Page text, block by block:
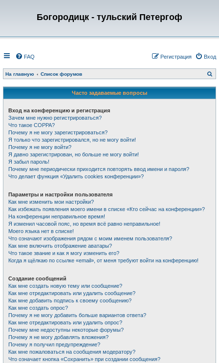
Богородицк - тульский Петергоф
FAQ Вход
Регистрация
На главную Список форумов
о
с
Часто задаваемые вопросы
Вход на конференцию и регистрация
Зачем мне нужно регистрироваться?
Что такое COPPA?
Почему я не могу зарегистрироваться?
Я только что зарегистрировался, но не могу войти!
Почему я не могу войти?
Я давно зарегистрирован, но больше не могу войти!
Я забыл пароль!
Почему мне периодически приходится повторять ввод имени и пароля?
Что делает функция «Удалить cookies конференции»?
Параметры и настройки пользователя
Как мне изменить мои настройки?
Как избежать появления моего имени в списке «Кто сейчас на конференции»?
На конференции неправильное время!
Я изменил часовой пояс, но время всё равно неправильное!
Моего языка нет в списке!
Что означают изображения рядом с моим именем пользователя?
Как мне включить отображение аватары?
Что такое звание и как я могу изменить его?
Когда я щёлкаю по ссылке «email», от меня требуют войти на конференцию!
Создание сообщений
Как мне создать новую тему или сообщение?
Как мне отредактировать или удалить сообщение?
Как мне добавить подпись к своему сообщению?
Как мне создать опрос?
Почему я не могу добавить больше вариантов ответа?
Как мне отредактировать или удалить опрос?
Почему мне недоступны некоторые форумы?
Почему я не могу добавлять вложения?
Почему я получил предупреждение?
Как мне пожаловаться на сообщения модератору?
Что означает кнопка «Сохранить» при создании сообщения?